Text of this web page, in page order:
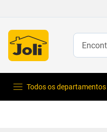
Todos os departamentos